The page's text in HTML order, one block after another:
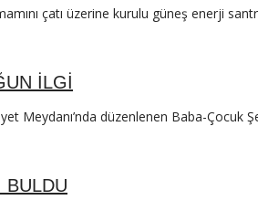
çatı üzerine kurulu güneş enerji
İLGİ
Meydanı’nda düzenlenen Baba-
BULDU